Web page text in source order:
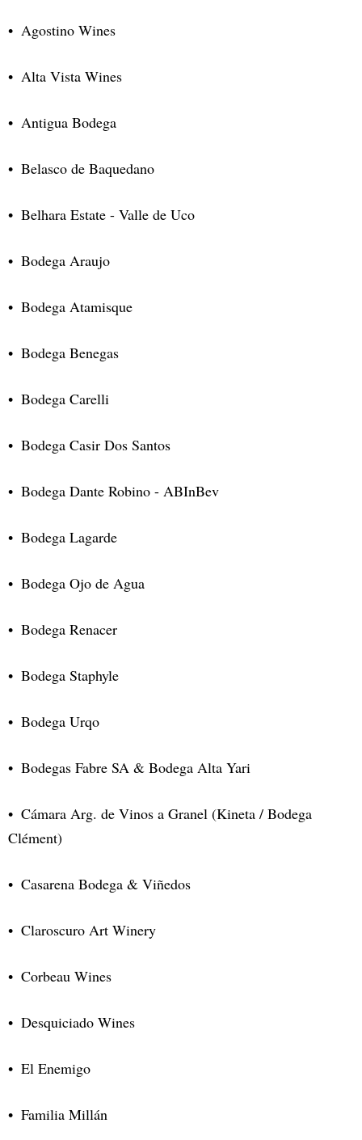
Agostino Wines
Alta Vista Wines
Antigua Bodega
Belasco de Baquedano
Belhara Estate - Valle de Uco
Bodega Araujo
Bodega Atamisque
Bodega Benegas
Bodega Carelli
Bodega Casir Dos Santos
Bodega Dante Robino - ABInBev
Bodega Lagarde
Bodega Ojo de Agua
Bodega Renacer
Bodega Staphyle
Bodega Urqo
Bodegas Fabre SA & Bodega Alta Yari
Cámara Arg. de Vinos a Granel (Kineta / Bodega
Clément)
Casarena Bodega & Viñedos
Claroscuro Art Winery
Corbeau Wines
Desquiciado Wines
El Enemigo
Familia Millán